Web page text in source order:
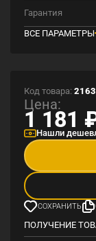
Гарантия
ВСЕ ПАРАМЕТРЫ
Код товара:
Цена:
1 181
Нашли
СОХРАНИТЬ
ПОЛУЧЕНИЕ